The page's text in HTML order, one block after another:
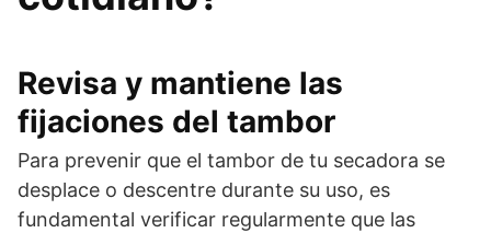
Revisa y mantiene las
fijaciones del tambor
Para prevenir que el tambor de tu secadora se
desplace o descentre durante su uso, es
fundamental verificar regularmente que las